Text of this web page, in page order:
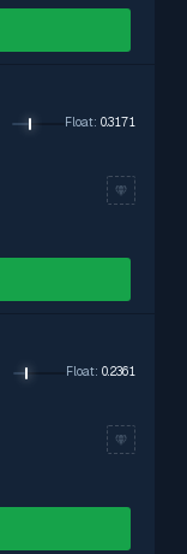
Float: 0.3171
Float: 0.2361